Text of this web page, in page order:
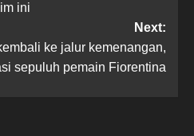
ini
Next:
ke jalur kemenangan,
sepuluh pemain Fiorentina